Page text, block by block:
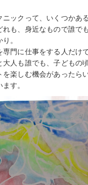
ニックって、いくつかあ
れも、身近なもので誰で
。
専門に仕事をする人だけ
大人も誰でも、子どもの
を楽しむ機会があったら
す。